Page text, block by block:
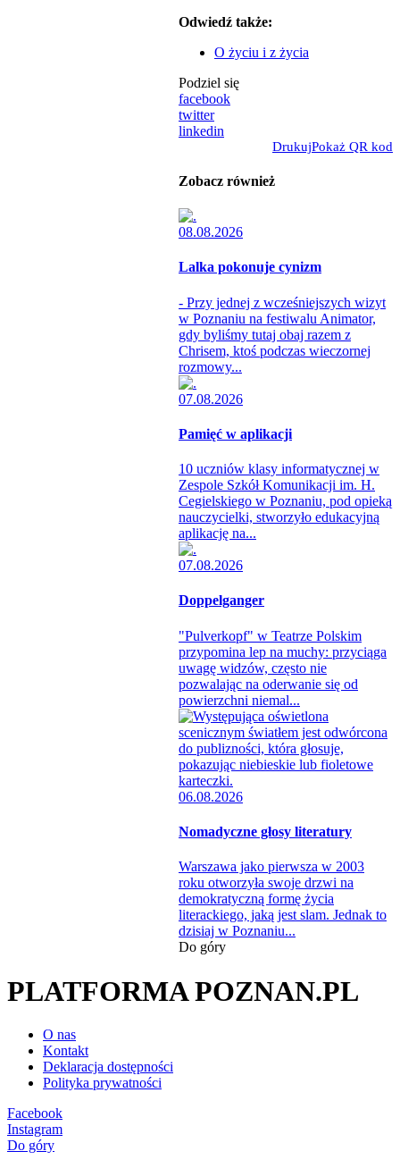
Odwiedź także:
O życiu i z życia
Podziel się
facebook
twitter
linkedin
DrukujPokaż QR kod
Zobacz również
08.08.2026
Lalka pokonuje cynizm
- Przy jednej z wcześniejszych wizyt
w Poznaniu na festiwalu Animator,
gdy byliśmy tutaj obaj razem z
Chrisem, ktoś podczas wieczornej
rozmowy...
07.08.2026
Pamięć w aplikacji
10 uczniów klasy informatycznej w
Zespole Szkół Komunikacji im. H.
Cegielskiego w Poznaniu, pod opieką
nauczycielki, stworzyło edukacyjną
aplikację na...
07.08.2026
Doppelganger
"Pulverkopf" w Teatrze Polskim
przypomina lep na muchy: przyciąga
uwagę widzów, często nie
pozwalając na oderwanie się od
powierzchni niemal...
06.08.2026
Nomadyczne głosy literatury
Warszawa jako pierwsza w 2003
roku otworzyła swoje drzwi na
demokratyczną formę życia
literackiego, jaką jest slam. Jednak to
dzisiaj w Poznaniu...
Do góry
PLATFORMA POZNAN.PL
O nas
Kontakt
Deklaracja dostępności
Polityka prywatności
Facebook
Instagram
Do góry